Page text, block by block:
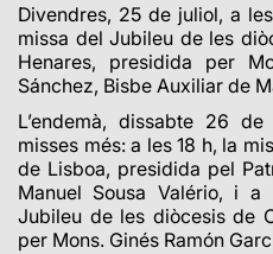
Divendres, 25 de juliol, a
missa del Jubileu de les
Henares, presidida per
Sánchez, Bisbe Auxiliar de
L’endemà, dissabte 26
misses més: a les 18 h, la
de Lisboa, presidida pel
Manuel Sousa Valério, i
Jubileu de les diòcesis de
per Mons. Ginés Ramón